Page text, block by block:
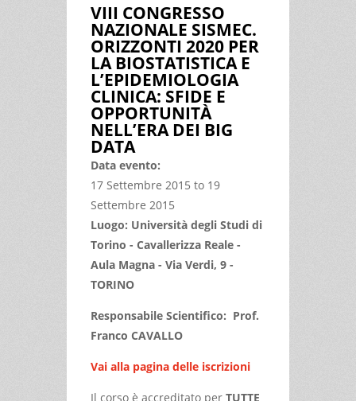
VIII CONGRESSO
NAZIONALE SISMEC.
ORIZZONTI 2020 PER
LA BIOSTATISTICA E
L’EPIDEMIOLOGIA
CLINICA: SFIDE E
OPPORTUNITÀ
NELL’ERA DEI BIG
DATA
Data evento:
17 Settembre 2015 to 19
Settembre 2015
Luogo: Università degli Studi di
Torino - Cavallerizza Reale -
Aula Magna - Via Verdi, 9 -
TORINO
Responsabile Scientifico: Prof.
Franco CAVALLO
Vai alla pagina delle iscrizioni
Il corso è accreditato per TUTTE